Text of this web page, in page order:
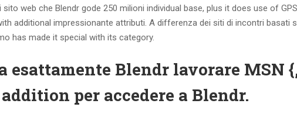
web che Blendr gode 250 milioni individual base, plus it does use of
additional impressionante attributi. A differenza dei siti di incontri basati
has made it special with its category.
esattamente Blendr lavorare MSN
per accedere a Blendr.